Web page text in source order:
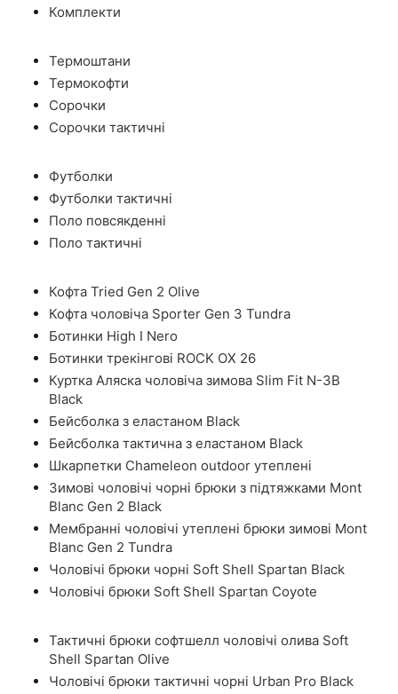
Комплекти
Термоштани
Термокофти
Сорочки
Сорочки тактичні
Футболки
Футболки тактичні
Поло повсякденні
Поло тактичні
Кофта Tried Gen 2 Olive
Кофта чоловіча Sporter Gen 3 Tundra
Ботинки High I Nero
Ботинки трекінгові ROCK OX 26
Куртка Аляска чоловіча зимова Slim Fit N-3B
Black
Бейсболка з еластаном Black
Бейсболка тактична з еластаном Black
Шкарпетки Chameleon outdoor утеплені
Зимові чоловічі чорні брюки з підтяжками Mont
Blanc Gen 2 Black
Мембранні чоловічі утеплені брюки зимові Mont
Blanc Gen 2 Tundra
Чоловічі брюки чорні Soft Shell Spartan Black
Чоловічі брюки Soft Shell Spartan Coyote
Тактичні брюки софтшелл чоловічі олива Soft
Shell Spartan Olive
Чоловічі брюки тактичні чорні Urban Pro Black